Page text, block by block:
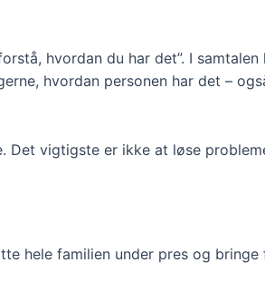
hvordan du har det”. I
hvordan personen har det –
vigtigste er ikke at løse
hele familien under pres og bringe